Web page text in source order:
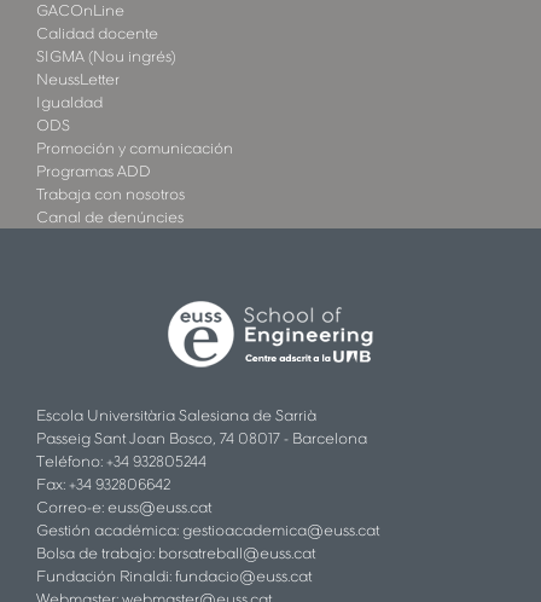
GACOnLine
Calidad docente
SIGMA (Nou ingrés)
NeussLetter
Igualdad
ODS
Promoción y comunicación
Programas ADD
Trabaja con nosotros
Canal de denúncies
Escola Universitària Salesiana de Sarrià
Passeig Sant Joan Bosco, 74 08017 - Barcelona
Teléfono: +34 932805244
Fax: +34 932806642
Correo-e: euss@euss.cat
Gestión académica: gestioacademica@euss.cat
Bolsa de trabajo: borsatreball@euss.cat
Fundación Rinaldi: fundacio@euss.cat